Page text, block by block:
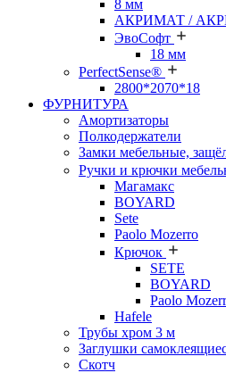
8 мм
АКРИМАТ /
ЭвоСофт
18 мм
PerfectSense®
2800*2070*18
ФУРНИТУРА
Амортизаторы
Полкодержатели
Замки мебельные,
Ручки и крючки
Магамакс
BOYARD
Sete
Paolo Mozerro
Крючок
SETE
BOYARD
Paolo
Hafele
Трубы хром 3 м
Заглушки
Скотч